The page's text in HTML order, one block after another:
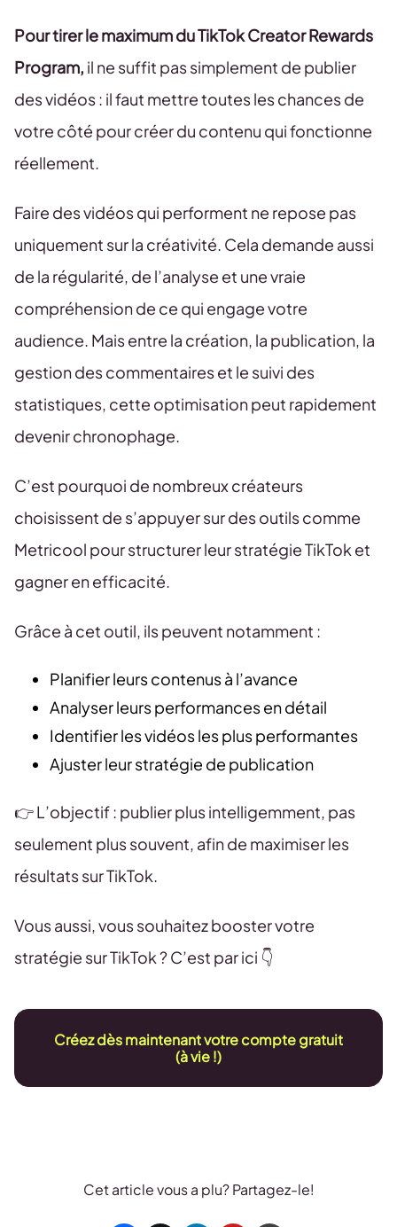
Pour tirer le maximum du TikTok Creator Rewards
Program, il ne suffit pas simplement de publier
des vidéos : il faut mettre toutes les chances de
votre côté pour créer du contenu qui fonctionne
réellement.
Faire des vidéos qui performent ne repose pas
uniquement sur la créativité. Cela demande aussi
de la régularité, de l’analyse et une vraie
compréhension de ce qui engage votre
audience. Mais entre la création, la publication, la
gestion des commentaires et le suivi des
statistiques, cette optimisation peut rapidement
devenir chronophage.
C’est pourquoi de nombreux créateurs
choisissent de s’appuyer sur des outils comme
Metricool pour structurer leur stratégie TikTok et
gagner en efficacité.
Grâce à cet outil, ils peuvent notamment :
Planifier leurs contenus à l’avance
Analyser leurs performances en détail
Identifier les vidéos les plus performantes
Ajuster leur stratégie de publication
👉 L’objectif : publier plus intelligemment, pas
seulement plus souvent, afin de maximiser les
résultats sur TikTok.
Vous aussi, vous souhaitez booster votre
stratégie sur TikTok ? C’est par ici 👇
Créez dès maintenant votre compte gratuit
(à vie !)
Cet article vous a plu? Partagez-le!